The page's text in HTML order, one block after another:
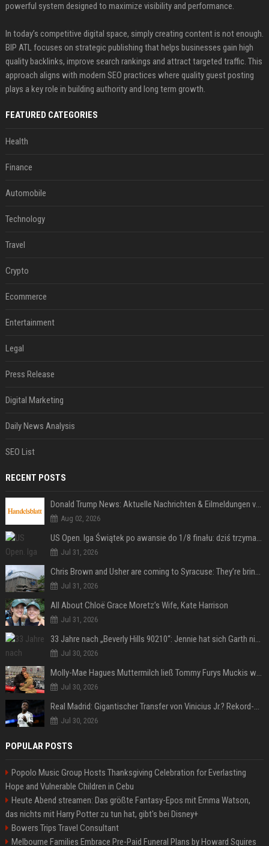
powerful system designed to maximize visibility and performance.
In today’s competitive digital space, simply creating content is not enough.
BIP ATL focuses on strategic publishing that helps businesses gain high
quality backlinks, improve search rankings and attract targeted traffic. This
approach aligns with modern SEO practices where quality guest posting
plays a key role in building authority and long term growth.
FEATURED CATEGORIES
Health
Finance
Automobile
Technology
Travel
Crypto
Ecommerce
Entertainment
Legal
Press Release
Digital Marketing
Daily News Analysis
SEO List
RECENT POSTS
Donald Trump News: Aktuelle Nachrichten & Eilmeldungen von heute zum US-Präsidenten.
Aug 02, 2026
US Open. Iga Świątek po awansie do 1/8 finału: dziś trzymałam poziom
Jul 31, 2026
Chris Brown and Usher are coming to Syracuse: They’re bringing lots of traffic with them
Jul 31, 2026
All About Chloë Grace Moretz’s Wife, Kate Harrison
Jul 31, 2026
33 Jahre nach „Beverly Hills 90210“: Jennie hat sich Garth nicht verändert
Jul 30, 2026
Molly-Mae Hagues Muttermilch ließ Tommy Furys Muckis wachsen
Jul 30, 2026
Real Madrid: Gigantischer Transfer von Vinicius Jr.? Rekord-Zahlen stehen im Raum!
Jul 30, 2026
POPULAR POSTS
Popolo Music Group Hosts Thanksgiving Celebration for Everlasting
Hope and Vulnerable Children in Cebu
Heute Abend streamen: Das größte Fantasy-Epos mit Emma Watson,
das nichts mit Harry Potter zu tun hat, gibt's bei Disney+
Bowers Trips Travel Consultant
Melbourne Families Embrace Pre-Paid Funeral Plans by Howard Squires